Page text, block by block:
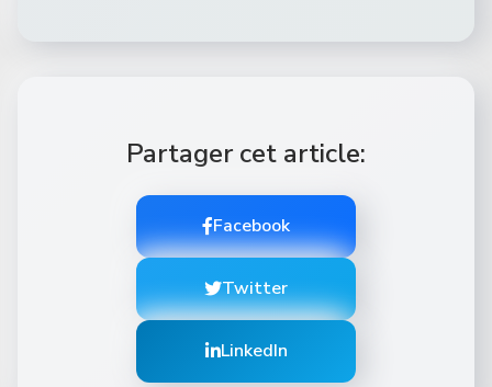
Partager cet article:
Facebook
Twitter
LinkedIn